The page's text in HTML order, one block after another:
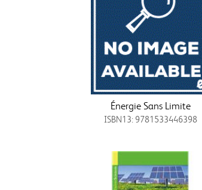
Énergie Sans Limite
ISBN13: 9781533446398